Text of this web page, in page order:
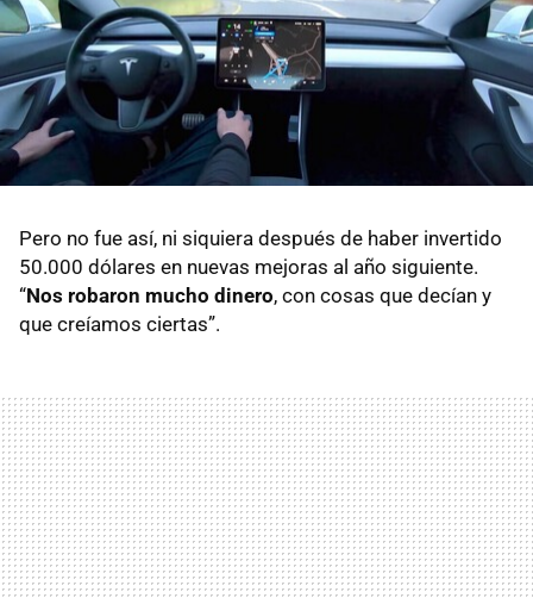
Pero no fue así, ni siquiera después de haber invertido
50.000 dólares en nuevas mejoras al año siguiente.
“Nos robaron mucho dinero, con cosas que decían y
que creíamos ciertas”.